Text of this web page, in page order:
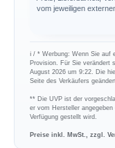
vom jeweiligen
ℹ︎ / * Werbung: Wenn Sie auf
Provision. Für Sie verändert
August 2026 um 9:22. Die
Seite des Verkäufers
** Die UVP ist der
er vom Hersteller
Verfügung gestellt wird.
Preise inkl. MwSt., zzgl.